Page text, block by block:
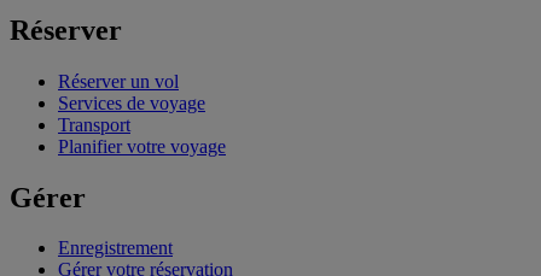
Réserver
Réserver un vol
Services de voyage
Transport
Planifier votre voyage
Gérer
Enregistrement
Gérer votre réservation